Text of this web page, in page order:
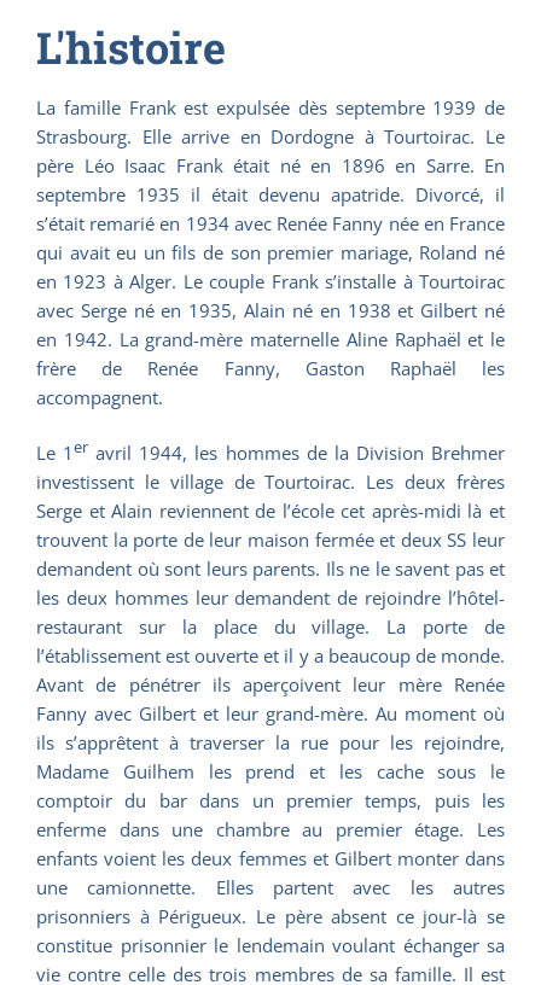
L'histoire
La famille Frank est expulsée dès septembre 1939 de
Strasbourg. Elle arrive en Dordogne à Tourtoirac. Le
père Léo Isaac Frank était né en 1896 en Sarre. En
septembre 1935 il était devenu apatride. Divorcé, il
s’était remarié en 1934 avec Renée Fanny née en France
qui avait eu un fils de son premier mariage, Roland né
en 1923 à Alger. Le couple Frank s’installe à Tourtoirac
avec Serge né en 1935, Alain né en 1938 et Gilbert né
en 1942. La grand-mère maternelle Aline Raphaël et le
frère de Renée Fanny, Gaston Raphaël les
accompagnent.
Le 1er avril 1944, les hommes de la Division Brehmer
investissent le village de Tourtoirac. Les deux frères
Serge et Alain reviennent de l’école cet après-midi là et
trouvent la porte de leur maison fermée et deux SS leur
demandent où sont leurs parents. Ils ne le savent pas et
les deux hommes leur demandent de rejoindre l’hôtel-
restaurant sur la place du village. La porte de
l’établissement est ouverte et il y a beaucoup de monde.
Avant de pénétrer ils aperçoivent leur mère Renée
Fanny avec Gilbert et leur grand-mère. Au moment où
ils s’apprêtent à traverser la rue pour les rejoindre,
Madame Guilhem les prend et les cache sous le
comptoir du bar dans un premier temps, puis les
enferme dans une chambre au premier étage. Les
enfants voient les deux femmes et Gilbert monter dans
une camionnette. Elles partent avec les autres
prisonniers à Périgueux. Le père absent ce jour-là se
constitue prisonnier le lendemain voulant échanger sa
vie contre celle des trois membres de sa famille. Il est